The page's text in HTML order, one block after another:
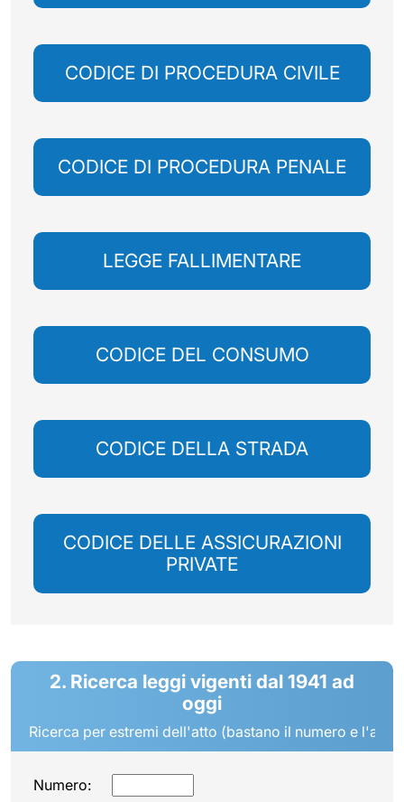
CODICE DI PROCEDURA CIVILE
CODICE DI PROCEDURA PENALE
LEGGE FALLIMENTARE
CODICE DEL CONSUMO
CODICE DELLA STRADA
CODICE DELLE ASSICURAZIONI
PRIVATE
2. Ricerca leggi vigenti dal 1941 ad
oggi
Ricerca per estremi dell'atto (bastano il numero e
Numero: